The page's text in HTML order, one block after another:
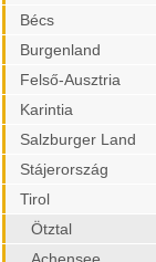
Bécs
Burgenland
Felső-Ausztria
Karintia
Salzburger Land
Stájerország
Tirol
Ötztal